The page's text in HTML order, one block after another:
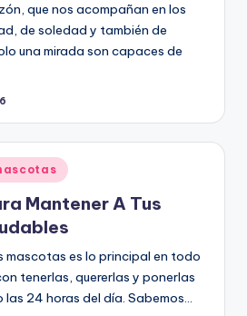
que nos acompañan en los
de soledad y también de
una mirada son capaces de
Mantener A Tus
mascotas es lo principal en todo
tenerlas, quererlas y ponerlas
24 horas del día. Sabemos…